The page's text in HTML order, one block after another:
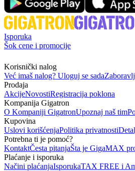
Isporuka
Šok cene i promocije
Korisnički nalog
Već imaš nalog? Uloguj se sada
Prodaja
AkcijeNovostiRegistracija poklona
Kompanija Gigatron
O Kompaniji GigatronUpoznaj naš tim
Kupovina
Uslovi korišćenjaPolitika privatnosti
Potrebna ti je pomoć?
KontaktČesta pitanjaŠta je GigaMAX
Plaćanje i isporuka
Načini plaćanjaIsporukaTAX FREE i